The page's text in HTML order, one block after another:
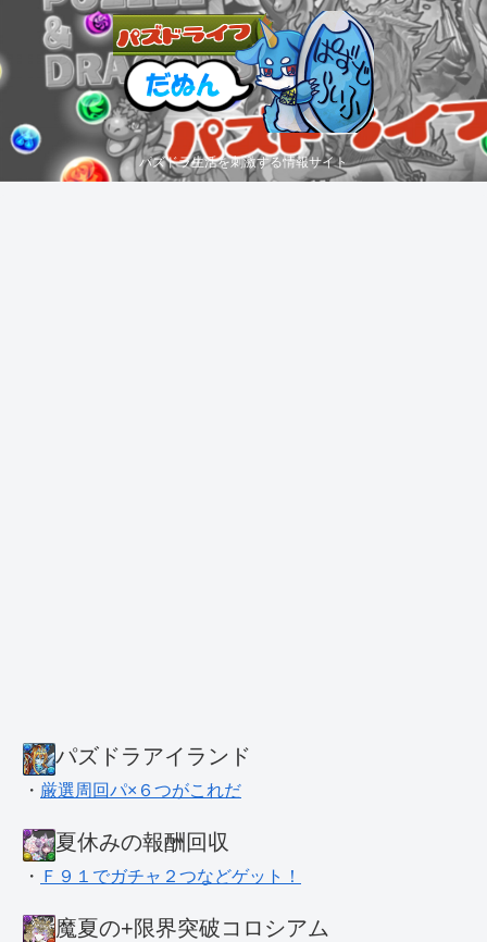
パズドラ生活を刺激する情報サイト
パズドラアイランド
・ 厳選周回パ×６つがこれだ
夏休みの報酬回収
・ Ｆ９１でガチャ２つなどゲット！
魔夏の+限界突破コロシアム